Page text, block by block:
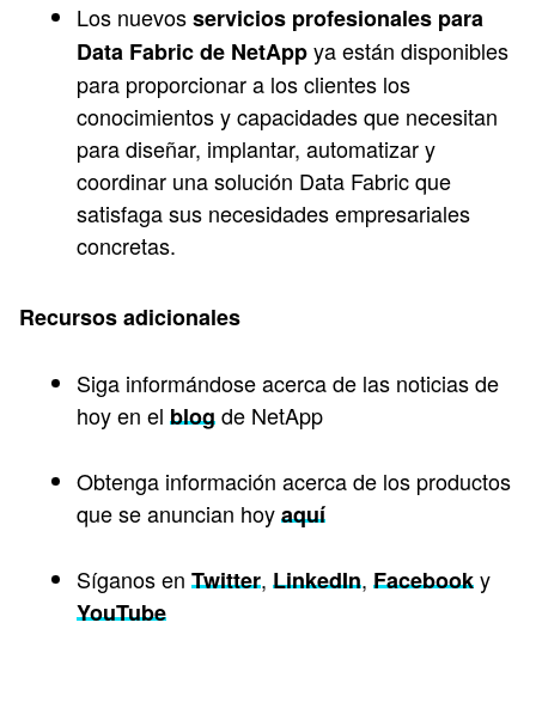
Los nuevosservicios profesionales para
Data Fabric de NetAppya están disponibles
para proporcionar a los clientes los
conocimientos y capacidades que necesitan
para diseñar, implantar, automatizar y
coordinar una solución Data Fabric que
satisfaga sus necesidades empresariales
concretas.
Recursos adicionales
Siga informándose acerca de las noticias de
hoy en el blogde NetApp
Obtenga información acerca de los productos
que se anuncian hoyaquí
Síganos en Twitter, LinkedIn, Facebooky
YouTube